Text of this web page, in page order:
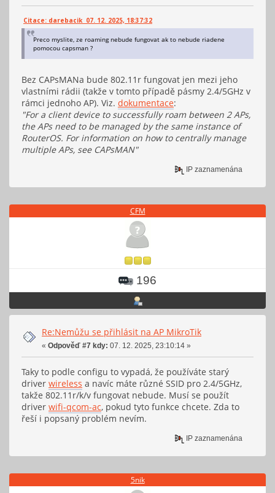
Citace: darebacik 07. 12. 2025, 18:37:32
Preco myslite, ze roaming nebude fungovat ak to nebude riadene
pomocou capsman ?
Bez CAPsMANa bude 802.11r fungovat jen mezi jeho
vlastními rádii (takže v tomto případě pásmy 2.4/5GHz v
rámci jednoho AP). Viz. dokumentace:
"For a client device to successfully roam between 2 APs,
the APs need to be managed by the same instance of
RouterOS. For information on how to centrally manage
multiple APs, see CAPsMAN"
IP zaznamenána
CFM
196
Re:Nemůžu se přihlásit na AP MikroTik
« Odpověď #7 kdy: 07. 12. 2025, 23:10:14 »
Taky to podle configu to vypadá, že používáte starý
driver wireless a navíc máte různé SSID pro 2.4/5GHz,
takže 802.11r/k/v fungovat nebude. Musí se použít
driver wifi-qcom-ac, pokud tyto funkce chcete. Zda to
řeší i popsaný problém nevím.
IP zaznamenána
5nik